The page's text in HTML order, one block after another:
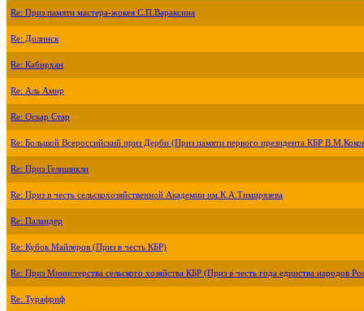
Re: Приз памяти мастера-жокея С.П.Вараксина
Re: Долинск
Re: Кабирхан
Re: Аль Амир
Re: Оскар Стар
Re: Большой Всероссийский приз Дерби (Приз памяти первого президента КБР
Re: Приз Гелишикли
Re: Приз в честь сельскохозяйственной Академии им.К.А.Тимирязева
Re: Паландер
Re: Кубок Майлеров (Приз в честь КБР)
Re: Приз Министерства сельского хозяйства КБР (Приз в честь года единства народов
Re: Турафриф